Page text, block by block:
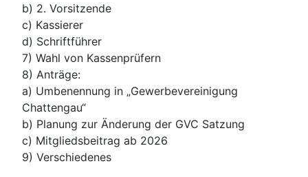
b) 2. Vorsitzende
c) Kassierer
d) Schriftführer
7) Wahl von Kassenprüfern
8) Anträge:
a) Umbenennung in „Gewerbevereinigung
Chattengau“
b) Planung zur Änderung der GVC Satzung
c) Mitgliedsbeitrag ab 2026
9) Verschiedenes